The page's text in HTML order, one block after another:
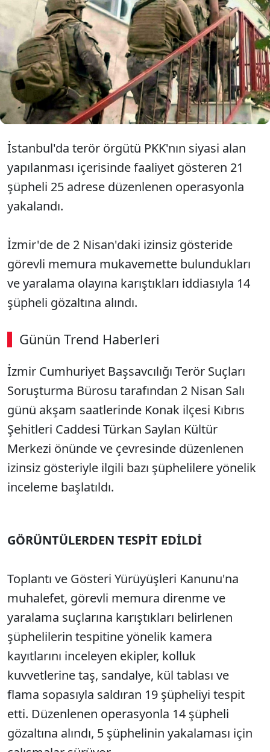
İstanbul'da PKK'nın siyasi alan yapılanması
içerisinde faaliyet gösterdiği belirtilen 21
şüpheli gözaltına alındı. İzmir'deki izinsiz
gösteriyle ilgili de 14 kişi yakalandı.
İstanbul'da terör örgütü PKK'nın siyasi alan
yapılanması içerisinde faaliyet gösteren 21
şüpheli 25 adrese düzenlenen operasyonla
yakalandı.
İzmir'de de 2 Nisan'daki izinsiz gösteride
görevli memura mukavemette bulundukları
ve yaralama olayına karıştıkları iddiasıyla 14
şüpheli gözaltına alındı.
Günün Trend Haberleri
İzmir Cumhuriyet Başsavcılığı Terör Suçları
Soruşturma Bürosu tarafından 2 Nisan Salı
günü akşam saatlerinde Konak ilçesi Kıbrıs
Şehitleri Caddesi Türkan Saylan Kültür
Merkezi önünde ve çevresinde düzenlenen
izinsiz gösteriyle ilgili bazı şüphelilere yönelik
inceleme başlatıldı.
GÖRÜNTÜLERDEN TESPİT EDİLDİ
Toplantı ve Gösteri Yürüyüşleri Kanunu'na
muhalefet, görevli memura direnme ve
yaralama suçlarına karıştıkları belirlenen
şüphelilerin tespitine yönelik kamera
kayıtlarını inceleyen ekipler, kolluk
kuvvetlerine taş, sandalye, kül tablası ve
flama sopasıyla saldıran 19 şüpheliyi tespit
etti. Düzenlenen operasyonla 14 şüpheli
gözaltına alındı, 5 şüphelinin yakalaması için